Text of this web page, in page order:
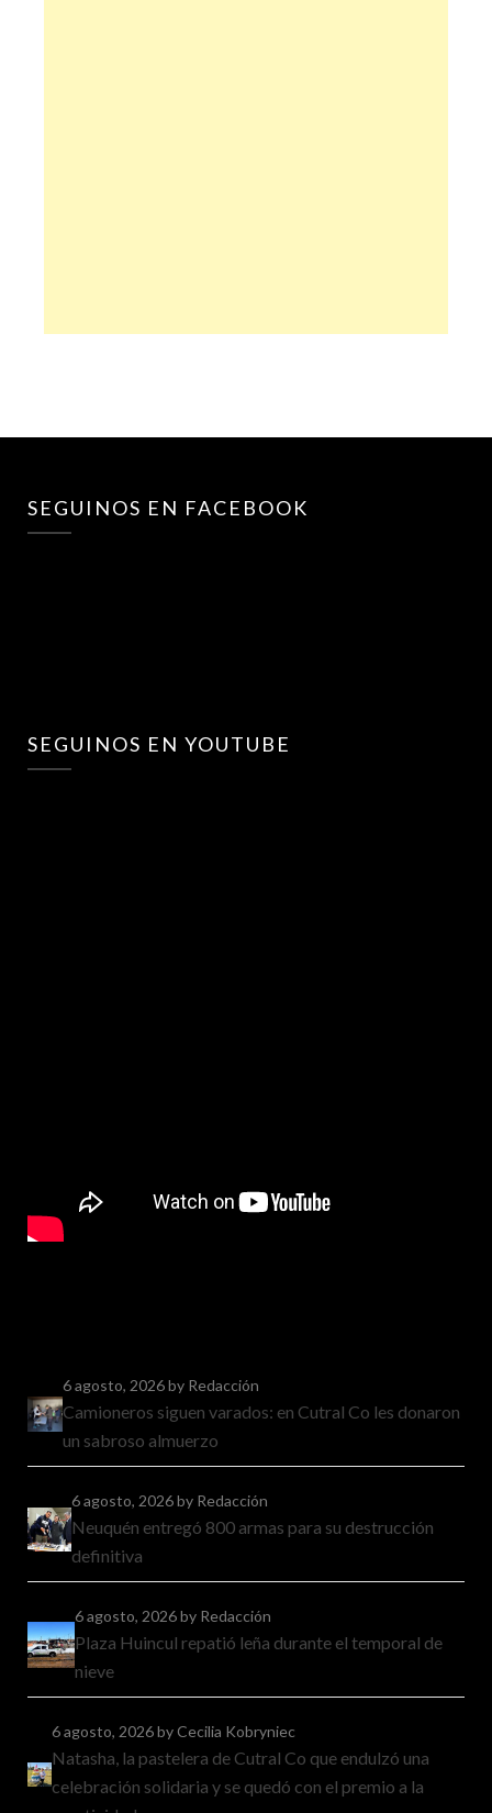
SEGUINOS EN FACEBOOK
SEGUINOS EN YOUTUBE
6 agosto, 2026by Redacción
Camioneros siguen varados: en Cutral Co les donaron
un sabroso almuerzo
6 agosto, 2026by Redacción
Neuquén entregó 800 armas para su destrucción
definitiva
6 agosto, 2026by Redacción
Plaza Huincul repatió leña durante el temporal de
nieve
6 agosto, 2026by Cecilia Kobryniec
Natasha, la pastelera de Cutral Co que endulzó una
celebración solidaria y se quedó con el premio a la